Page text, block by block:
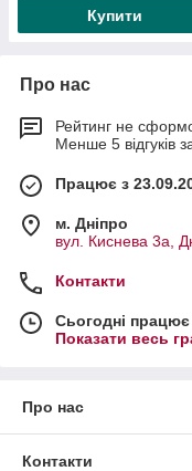
Купити
Про нас
Рейтинг не
Менше 5 відгуків
Працює з
м. Дніпро
вул. Киснева 3а,
Контакти
Сьогодні
Показати весь
Про нас
Контакти